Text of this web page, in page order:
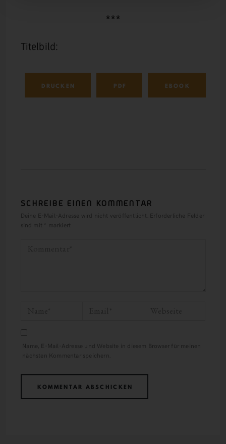
***
Titelbild:
DRUCKEN PDF EBOOK
SCHREIBE EINEN KOMMENTAR
Deine E-Mail-Adresse wird nicht veröffentlicht.
Erforderliche Felder
sind mit
markiert
Name, E-Mail-Adresse und Website in diesem Browser für meinen
nächsten Kommentar speichern.